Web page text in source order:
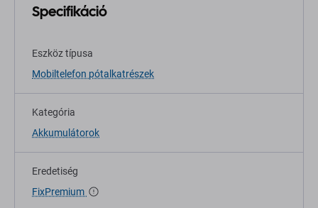
Specifikáció
Eszköz típusa
Mobiltelefon pótalkatrészek
Kategória
Akkumulátorok
Eredetiség
FixPremium